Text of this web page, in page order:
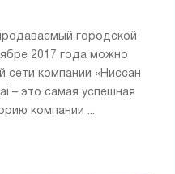
городской
2017 года можно
сети компании «Ниссан
– это самая успешная
компании ...